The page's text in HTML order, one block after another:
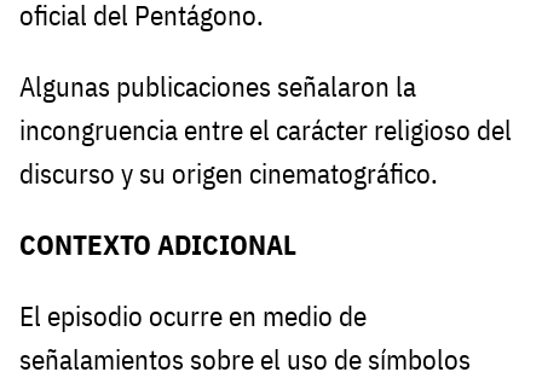
oficial del Pentágono.
Algunas publicaciones señalaron la
incongruencia entre el carácter religioso del
discurso y su origen cinematográfico.
CONTEXTO ADICIONAL
El episodio ocurre en medio de
señalamientos sobre el uso de símbolos